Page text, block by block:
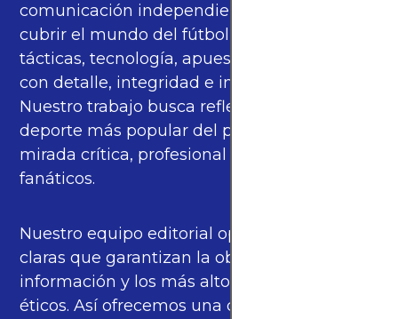
comunicación independiente, orgulloso de
cubrir el mundo del fútbol —partidos,
tácticas, tecnología, apuestas y cultura—
con detalle, integridad e imparcialidad.
Nuestro trabajo busca reflejar la pasión del
deporte más popular del planeta con una
mirada crítica, profesional y cercana a los
fanáticos.
Nuestro equipo editorial opera bajo pautas
claras que garantizan la objetividad de la
información y los más altos estándares
éticos. Así ofrecemos una cobertura